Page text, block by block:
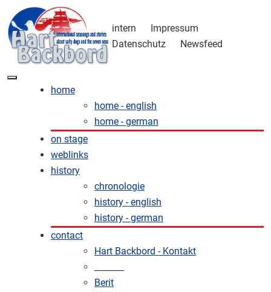
intern
Impressum
Datenschutz
Newsfeed
home
home - english
home - german
on stage
weblinks
history
chronologie
history - english
history - german
contact
Hart Backbord - Kontakt
Berit